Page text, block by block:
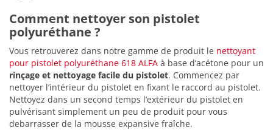
Comment nettoyer son pistolet
polyuréthane ?
Vous retrouverez dans notre gamme de produit le nettoyant
pour pistolet polyuréthane 618 ALFA à base d’acétone pour un
rinçage et nettoyage facile du pistolet. Commencez par
nettoyer l’intérieur du pistolet en fixant le raccord au pistolet.
Nettoyez dans un second temps l’extérieur du pistolet en
pulvérisant simplement un peu de produit pour vous
debarrasser de la mousse expansive fraîche.